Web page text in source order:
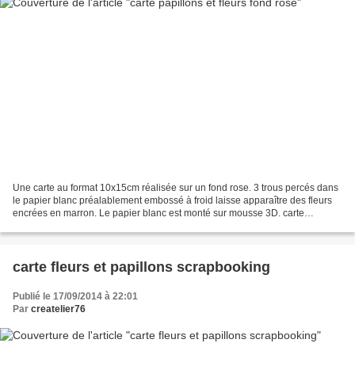
Une carte au format 10x15cm réalisée sur un fond rose. 3 trous percés dans
le papier blanc préalablement embossé à froid laisse apparaître des fleurs
encrées en marron. Le papier blanc est monté sur mousse 3D. carte
carte fleurs et papillons scrapbooking
Publié le 17/09/2014 à 22:01
Par createlier76